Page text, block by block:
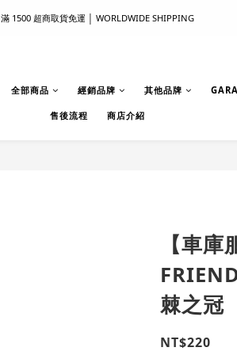
滿 1500 超商取貨免運 │ WORLDWIDE SHIPPING
滿 1500 超商取貨免運 │ WORLDWIDE SHIPPING
首次註冊新會員 │ 贈 100 元購物金
全部商品 經銷品牌 其他品牌
售後流程 商店介紹
【車
棘之冠
NT$220